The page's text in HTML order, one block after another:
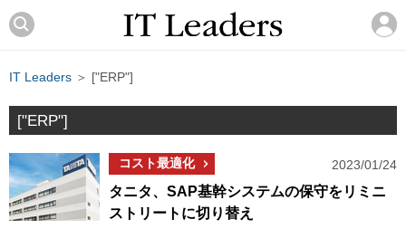
IT Leaders ＞ ["ERP"]
["ERP"]
コスト最適化 2023/01/24
タニタ、SAP基幹システムの保守をリミニ
ストリートに切り替え